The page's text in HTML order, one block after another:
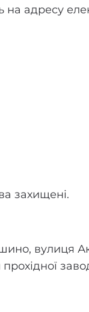
адресу
захищені.
вулиця